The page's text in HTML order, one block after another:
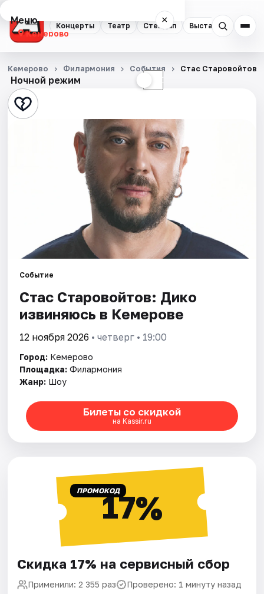
Концерты Театр Стендап Выставки
Меню ×
Кемерово
Концерты
Театр
Стендап
Площадки
Артисты
Ночной режим ☾
Кемерово Филармония События Стас Старовойтов:
Событие
Стас Старовойтов: Дико
извиняюсь в Кемерове
12 ноября 2026 • четверг • 19:00
Город: Кемерово
Площадка: Филармония
Жанр: Шоу
Билеты со скидкой
на Kassir.ru
ПРОМОКОД17%
Скидка 17% на сервисный сбор
Применили: 2 355 раз Проверено: 1 минуту назад